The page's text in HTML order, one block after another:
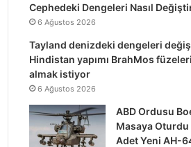
Cephedeki Dengeleri Nasıl
6 Ağustos 2026
Tayland denizdeki dengeleri
Hindistan yapımı BrahMos
almak istiyor
6 Ağustos 2026
ABD Ordusu
Masaya Oturdu
Adet Yeni AH-